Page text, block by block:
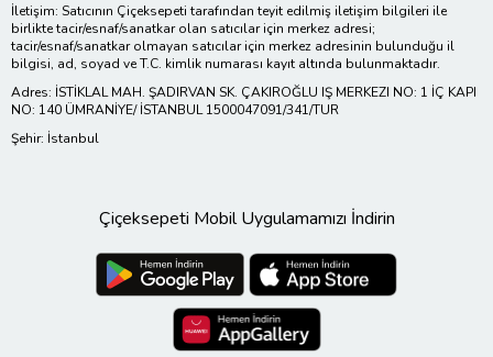
İletişim: Satıcının Çiçeksepeti tarafından teyit edilmiş iletişim bilgileri ile
birlikte tacir/esnaf/sanatkar olan satıcılar için merkez adresi;
tacir/esnaf/sanatkar olmayan satıcılar için merkez adresinin bulunduğu il
bilgisi, ad, soyad ve T.C. kimlik numarası kayıt altında bulunmaktadır.
Adres: İSTİKLAL MAH. ŞADIRVAN SK. ÇAKIROĞLU IŞ MERKEZI NO: 1 İÇ KAPI
NO: 140 ÜMRANİYE/ İSTANBUL 1500047091/341/TUR
Şehir: İstanbul
Çiçeksepeti Mobil Uygulamamızı İndirin